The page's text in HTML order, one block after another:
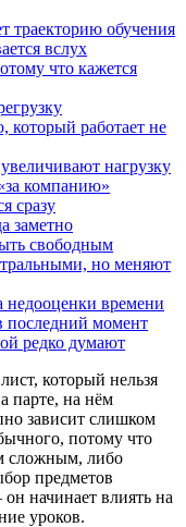
траекторию обучения
вслух
что кажется
работает не
нагрузку
компанию»
сразу
заметно
свободным
но меняют
недооценки времени
последний момент
редко думают
который нельзя
парте, на нём
зависит слишком
потому что
сложным, либо
предметов
начинает влиять на
уроков.